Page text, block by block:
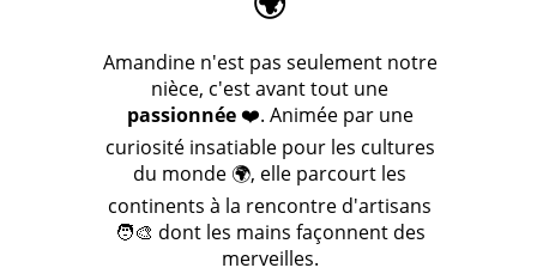
Amandine n'est pas seulement notre
nièce, c'est avant tout une
passionnée❤️. Animée par une
curiosité insatiable pour les cultures
du monde 🌍, elle parcourt les
continents à la rencontre d'artisans
🧑‍🎨 dont les mains façonnent des
merveilles.